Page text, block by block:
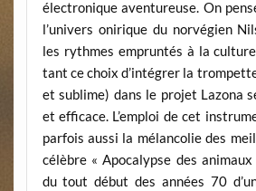
électronique aventureuse. On
l’univers onirique du norvégien
les rythmes empruntés à la
tant ce choix d’intégrer la
et sublime) dans le projet Lazona
et efficace. L’emploi de cet
parfois aussi la mélancolie des
célèbre « Apocalypse des
du tout début des années 70